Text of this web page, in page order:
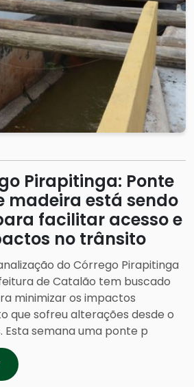
Pirapitinga: Ponte
madeira está sendo
facilitar acesso e
no trânsito
do Córrego Pirapitinga
de Catalão tem buscado
minimizar os impactos
que sofreu alterações desde o
Esta semana uma ponte p